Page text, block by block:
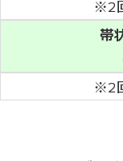
※2
帯
※2